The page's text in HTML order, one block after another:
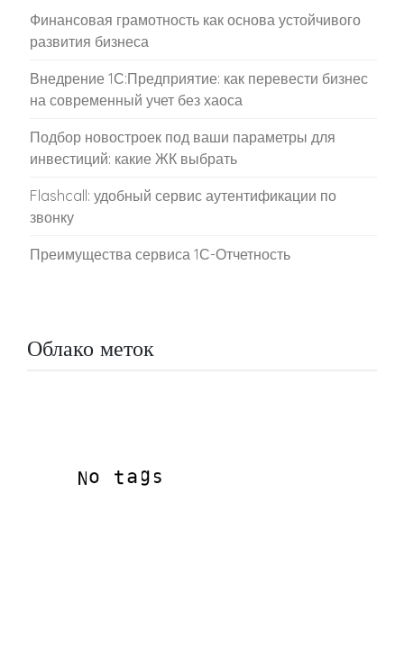
Финансовая грамотность как основа устойчивого
развития бизнеса
Внедрение 1С:Предприятие: как перевести бизнес
на современный учет без хаоса
Подбор новостроек под ваши параметры для
инвестиций: какие ЖК выбрать
Flashcall: удобный сервис аутентификации по
звонку
Преимущества сервиса 1С-Отчетность
Облако меток